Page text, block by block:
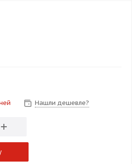
Нашли дешевле?
сегодня только
% будут
2 недели